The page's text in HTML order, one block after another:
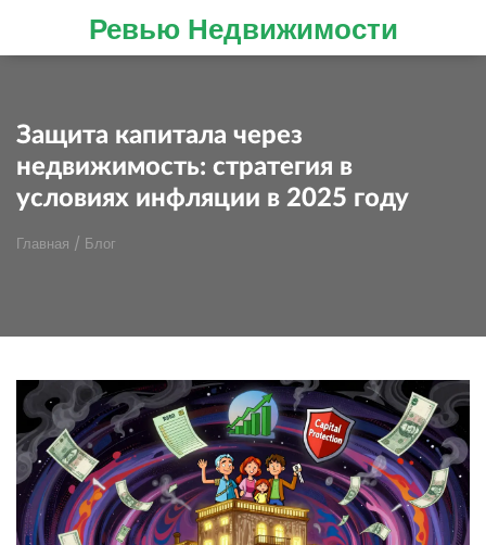
Ревью Недвижимости
Защита капитала через
недвижимость: стратегия в
условиях инфляции в 2025 году
Главная / Блог